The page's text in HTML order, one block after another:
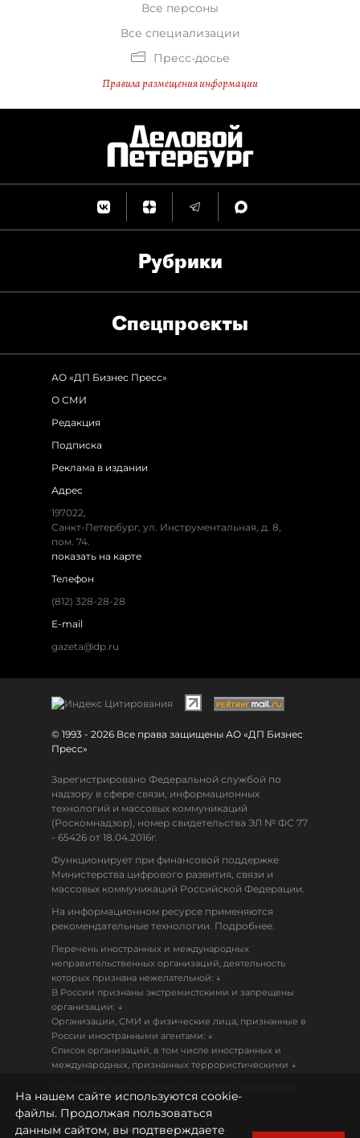
Все персоны
Все специализации
Пресс-досье
Правила размещения информации
Рубрики
Спец­проекты
АО «ДП Бизнес Пресс»
О СМИ
Редакция
Подписка
Реклама в издании
Адрес
197022,
Санкт-Петербург, ул. Инструментальная, д. 8,
пом. 74.
показать на карте
Телефон
(812) 328-28-28
E-mail
gazeta@dp.ru
© 1993 - 2026 Все права защищены АО «ДП Бизнес
Пресс»
Зарегистрировано Федеральной службой по
надзору в сфере связи, информационных
технологий и массовых коммуникаций
(Роскомнадзор), номер свидетельства ЭЛ № ФС 77
- 65426 от 18.04.2016г.
Функционирует при финансовой поддержке
Министерства цифрового развития, связи и
массовых коммуникаций Российской Федерации.
На информационном ресурсе применяются
рекомендательные технологии. Подробнее.
Перечень иностранных и международных
неправительственных организаций, деятельность
которых признана нежелательной: ↓
В России признаны экстремистскими и запрещены
организации: ↓
Организации, СМИ и физические лица, признанные в
России иностранными агентами: ↓
Список организаций, в том числе иностранных и
международных, признанных террористическими ↓
18+
Политика конфиденциальности
На нашем сайте используются cookie-
файлы. Продолжая пользоваться
данным сайтом, вы подтверждаете